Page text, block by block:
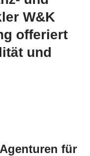
W&K
offeriert
und
für